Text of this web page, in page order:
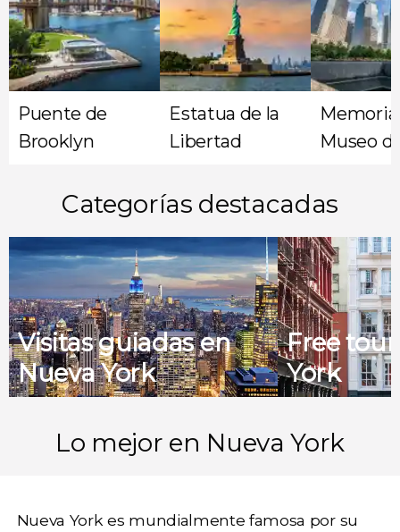
Puente de
Brooklyn
Estatua de la
Libertad
Museo
Categorías destacadas
Visitas guiadas en
Nueva York
Free
York
Lo mejor en Nueva York
Nueva Yorkes mundialmente famosa por su